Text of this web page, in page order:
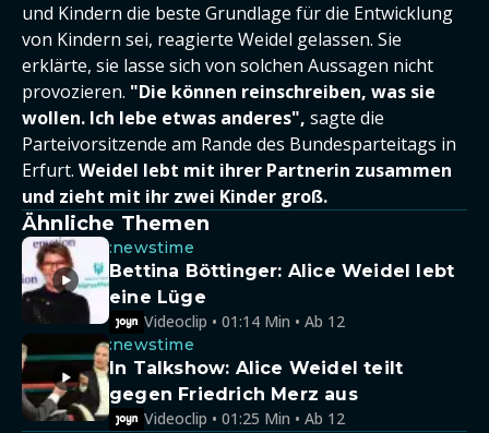
und Kindern die beste Grundlage für die Entwicklung
von Kindern sei, reagierte Weidel gelassen. Sie
erklärte, sie lasse sich von solchen Aussagen nicht
provozieren. "Die können reinschreiben, was sie
wollen. Ich lebe etwas anderes", sagte die
Parteivorsitzende am Rande des Bundesparteitags in
Erfurt. Weidel lebt mit ihrer Partnerin zusammen
und zieht mit ihr zwei Kinder groß.
Ähnliche Themen
:newstime
Bettina Böttinger: Alice Weidel lebt
eine Lüge
Videoclip • 01:14 Min • Ab 12
:newstime
In Talkshow: Alice Weidel teilt
gegen Friedrich Merz aus
Videoclip • 01:25 Min • Ab 12